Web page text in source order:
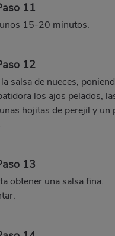
11
15-20 minutos.
12
salsa de nueces,
los ajos pelados,
hojitas de perejil y un
13
obtener una salsa fina.